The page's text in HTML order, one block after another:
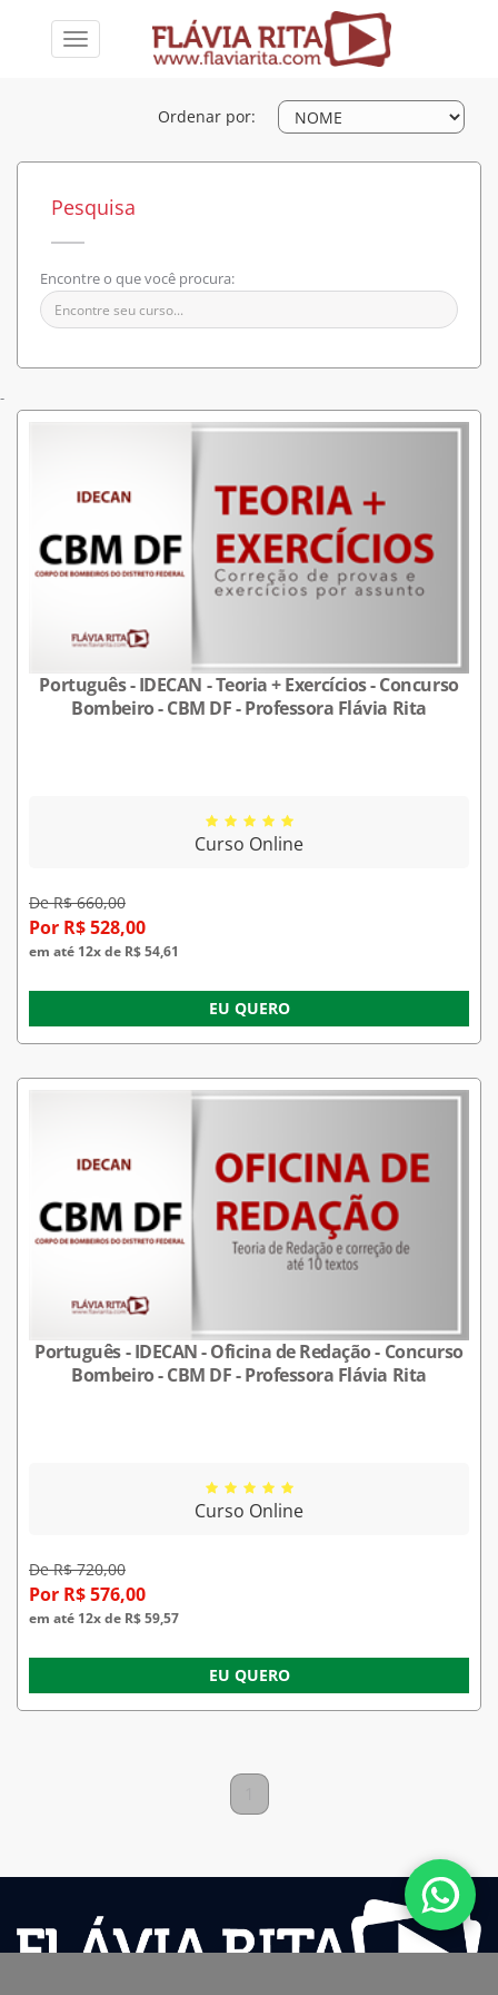
Toggle
Ordenar por:
Pesquisa
Encontre o que você procura:
-
Português - IDECAN - Teoria + Exercícios - Concurso
Bombeiro - CBM DF - Professora Flávia Rita
Curso Online
De R$ 660,00
Por R$ 528,00
em até 12x de R$ 54,61
EU QUERO
Português - IDECAN - Oficina de Redação - Concurso
Bombeiro - CBM DF - Professora Flávia Rita
Curso Online
De R$ 720,00
Por R$ 576,00
em até 12x de R$ 59,57
EU QUERO